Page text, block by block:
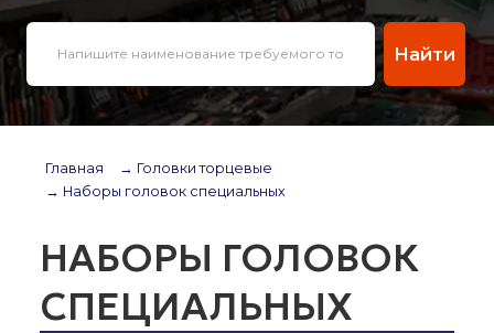
Найти
Главная
→ Головки торцевые
→ Наборы головок специальных
НАБОРЫ ГОЛОВОК
СПЕЦИАЛЬНЫХ